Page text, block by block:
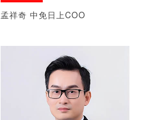
孟祥奇 中免日上COO